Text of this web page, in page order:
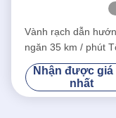
Vành rạch dẫn
ngăn 35 km / phút
chuyển tiếp
Nhận được giá
nhất